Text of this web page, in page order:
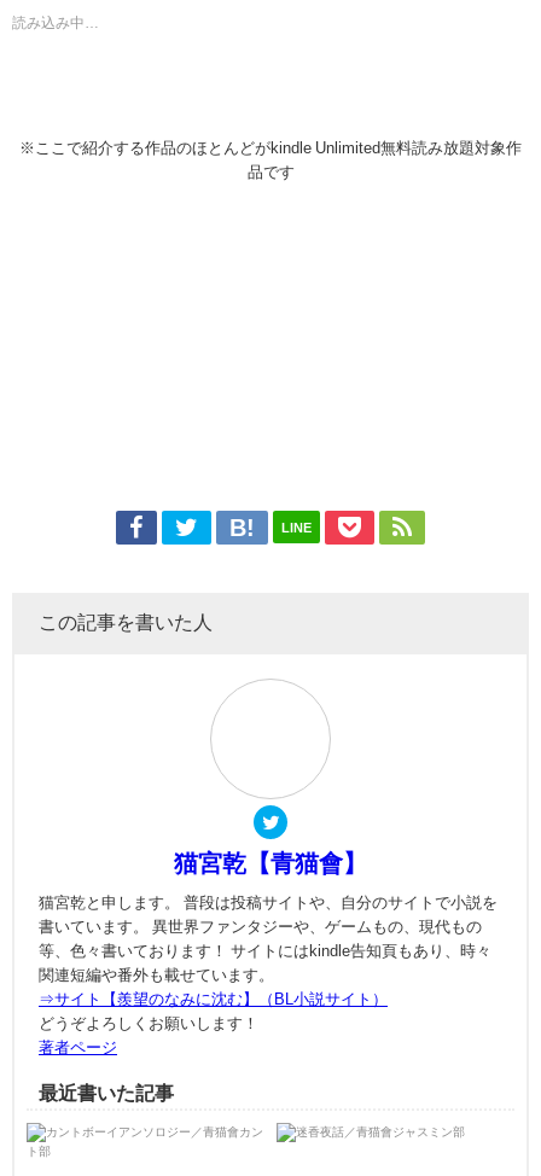
読み込み中…
※ここで紹介する作品のほとんどがkindle Unlimited無料読み放題対象作
品です
LINE
この記事を書いた人
猫宮乾【青猫會】
猫宮乾と申します。 普段は投稿サイトや、自分のサイトで小説を
書いています。 異世界ファンタジーや、ゲームもの、現代もの
等、色々書いております！ サイトにはkindle告知頁もあり、時々
関連短編や番外も載せています。
⇒サイト【羨望のなみに沈む】（BL小説サイト）
どうぞよろしくお願いします！
著者ページ
最近書いた記事